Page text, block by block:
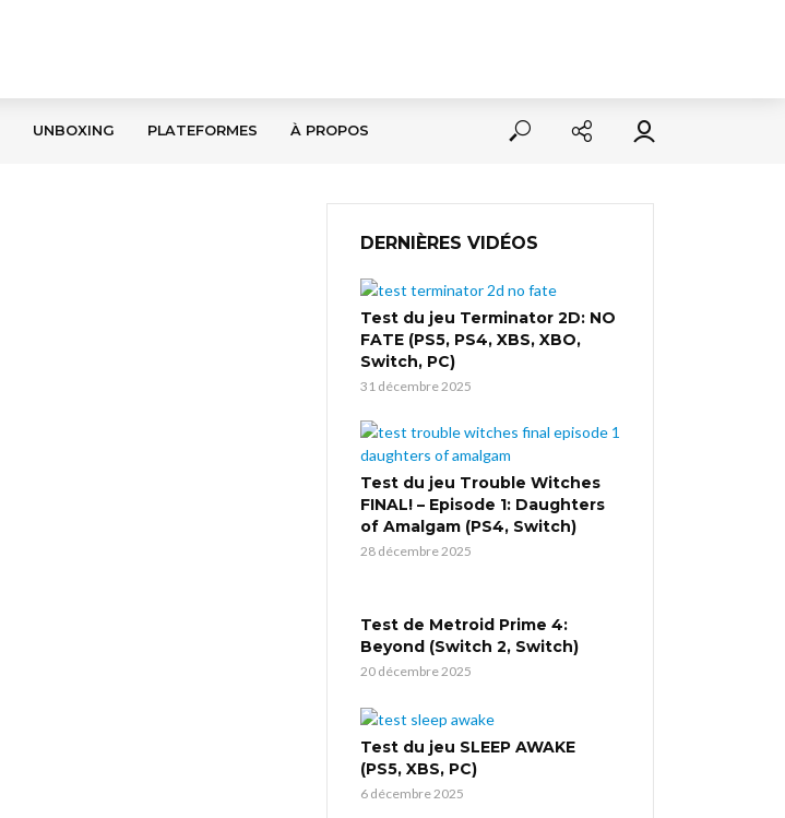
UNBOXING PLATEFORMES À PROPOS
DERNIÈRES VIDÉOS
Test du jeu Terminator 2D: NO
FATE (PS5, PS4, XBS, XBO,
Switch, PC)
31 décembre 2025
Test du jeu Trouble Witches
FINAL! – Episode 1: Daughters
of Amalgam (PS4, Switch)
28 décembre 2025
Test de Metroid Prime 4:
Beyond (Switch 2, Switch)
20 décembre 2025
Test du jeu SLEEP AWAKE
(PS5, XBS, PC)
6 décembre 2025